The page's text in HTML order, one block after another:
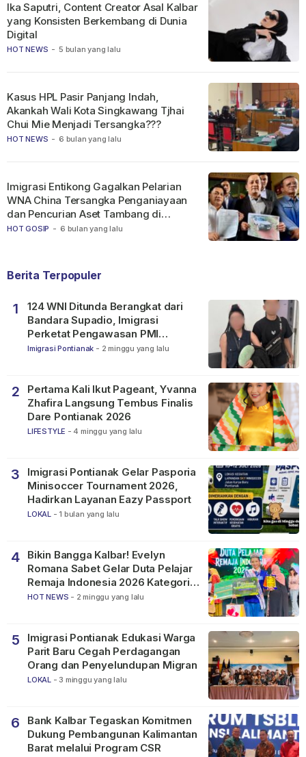
HOT NEWS - 5 bulan yang lalu
Ika Saputri, Content Creator Asal Kalbar
yang Konsisten Berkembang di Dunia
Digital
HOT NEWS - 6 bulan yang lalu
Kasus HPL Pasir Panjang Indah,
Akankah Wali Kota Singkawang Tjhai
Chui Mie Menjadi Tersangka???
HOT GOSIP - 6 bulan yang lalu
Imigrasi Entikong Gagalkan Pelarian
WNA China Tersangka Penganiayaan
dan Pencurian Aset Tambang di
Ketapang
Berita Terpopuler
1
124 WNI Ditunda Berangkat dari
Bandara Supadio, Imigrasi
Perketat Pengawasan PMI
Nonprosedural
Imigrasi Pontianak - 2 minggu yang lalu
2
Pertama Kali Ikut Pageant, Yvanna
Zhafira Langsung Tembus Finalis
Dare Pontianak 2026
LIFESTYLE - 4 minggu yang lalu
3
Imigrasi Pontianak Gelar Pasporia
Minisoccer Tournament 2026,
Hadirkan Layanan Eazy Passport
LOKAL - 1 bulan yang lalu
4
Bikin Bangga Kalbar! Evelyn
Romana Sabet Gelar Duta Pelajar
Remaja Indonesia 2026 Kategori
SMP
HOT NEWS - 2 minggu yang lalu
5
Imigrasi Pontianak Edukasi Warga
Parit Baru Cegah Perdagangan
Orang dan Penyelundupan Migran
LOKAL - 3 minggu yang lalu
6
Bank Kalbar Tegaskan Komitmen
Dukung Pembangunan Kalimantan
Barat melalui Program CSR